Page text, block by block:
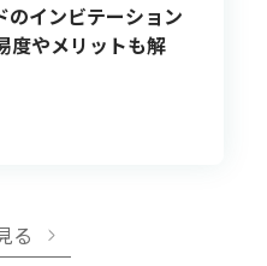
のインビテーション
度やメリットも解
る